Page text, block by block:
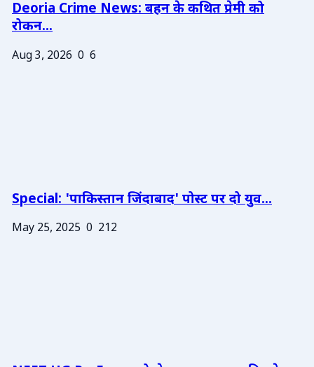
Deoria Crime News: बहन के कथित प्रेमी को
रोकन...
Aug 3, 2026 0 6
Special: 'पाकिस्तान जिंदाबाद' पोस्ट पर दो युव...
May 25, 2025 0 212